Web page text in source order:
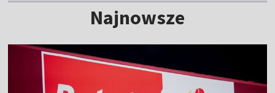
Najnowsze